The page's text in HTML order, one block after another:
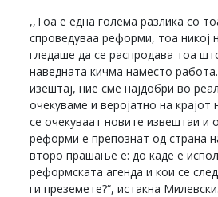
,,Тоа е една голема разлика со
спроведуваа реформи, тоа никој
гледаше да се распродава тоа
наведната кичма наместо
изештај, ние сме најдобри во
очекуваме и веројатно на крајот
се очекуваат новите извештаи и
реформи е препознат од страна
второ прашање е: до каде е
реформската агенда и кои се
ги преземете?“, истакна Милевски.